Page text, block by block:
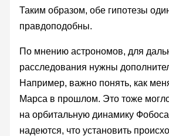
Таким образом, обе гипотезы
правдоподобны.
По мнению астрономов, для
расследования нужны
Например, важно понять, как
Марса в прошлом. Это тоже
на орбитальную динамику
надеются, что установить